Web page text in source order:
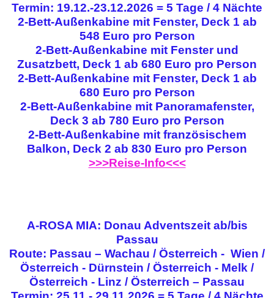
Termin: 19.12.-23.12.2026 = 5 Tage / 4 Nächte
2-Bett-Außenkabine mit Fenster, Deck 1 ab
548 Euro pro Person
2-Bett-Außenkabine mit Fenster und
Zusatzbett, Deck 1 ab 680 Euro pro Person
2-Bett-Außenkabine mit Fenster, Deck 1 ab
680 Euro pro Person
2-Bett-Außenkabine mit Panoramafenster,
Deck 3 ab 780 Euro pro Person
2-Bett-Außenkabine mit französischem
Balkon, Deck 2 ab 830 Euro pro Person
>>>Reise-Info<<<
A-ROSA MIA: Donau Adventszeit ab/bis
Passau
Route: Passau – Wachau / Österreich - Wien /
Österreich - Dürnstein / Österreich - Melk /
Österreich - Linz / Österreich – Passau